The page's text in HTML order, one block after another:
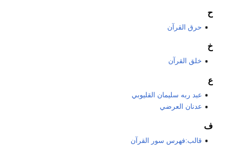
ح
حرق القرآن
خ
خلق القرآن
ع
عبد ربه سليمان القليوبي
عدنان العرضي
ف
قالب:فهرس سور القرآن